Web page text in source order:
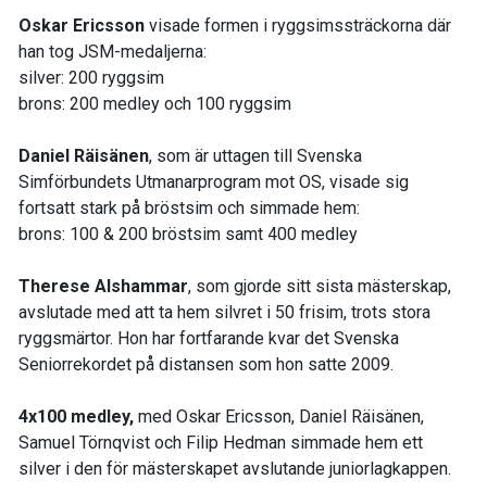
Oskar Ericsson visade formen i ryggsimssträckorna där
han tog JSM-medaljerna:
silver: 200 ryggsim
brons: 200 medley och 100 ryggsim
Daniel Räisänen, som är uttagen till Svenska
Simförbundets Utmanarprogram mot OS, visade sig
fortsatt stark på bröstsim och simmade hem:
brons: 100 & 200 bröstsim samt 400 medley
Therese Alshammar, som gjorde sitt sista mästerskap,
avslutade med att ta hem silvret i 50 frisim, trots stora
ryggsmärtor. Hon har fortfarande kvar det Svenska
Seniorrekordet på distansen som hon satte 2009.
4x100 medley, med Oskar Ericsson, Daniel Räisänen,
Samuel Törnqvist och Filip Hedman simmade hem ett
silver i den för mästerskapet avslutande juniorlagkappen.